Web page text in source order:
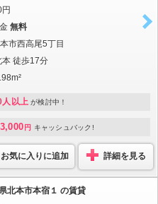
無料
市西高尾5丁目
本 徒歩17分
人以上 が検討中！
円 キャッシュバック!
お気に入りに追加 詳細を見る
北本市本宿１ の賃貸